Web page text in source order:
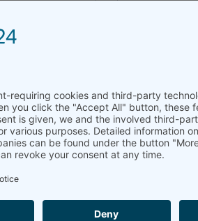
p = 2 – 10